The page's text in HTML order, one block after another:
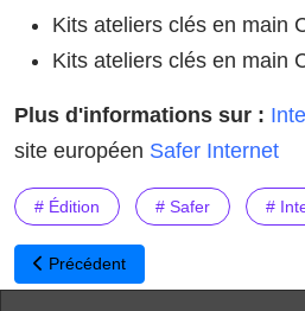
Kits ateliers clés en main
Kits ateliers clés en main
Plus d'informations sur :
site européen Safer Internet
# Édition # Safer #
Article précédent :
Précédent